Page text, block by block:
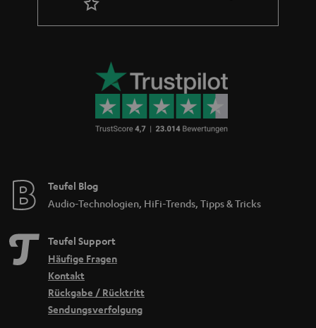
Teufel Blog
Audio-Technologien, HiFi-Trends, Tipps & Tricks
Teufel Support
Häufige Fragen
Kontakt
Rückgabe / Rücktritt
Sendungsverfolgung